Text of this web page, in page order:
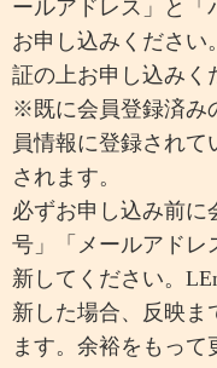
ールアドレス」と「
お申し込みください
証の上お申し込みく
※既に会員登録済み
員情報に登録され
されます。
必ずお申し込み前に
号」「メールアドレ
新してください。
新した場合、反映ま
ます。余裕をもっ